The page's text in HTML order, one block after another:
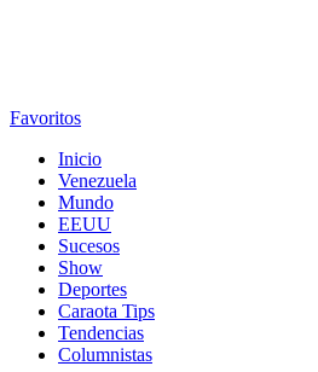
Favoritos
Inicio
Venezuela
Mundo
EEUU
Sucesos
Show
Deportes
Caraota Tips
Tendencias
Columnistas